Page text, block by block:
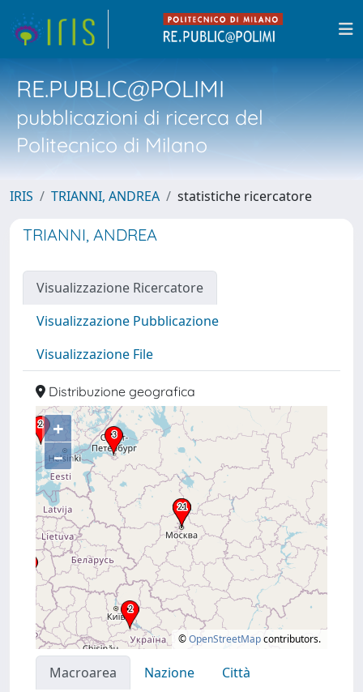
RE.PUBLIC@POLIMI
pubblicazioni di ricerca del
Politecnico di Milano
IRIS TRIANNI, ANDREA statistiche ricercatore
TRIANNI, ANDREA
Visualizzazione Ricercatore
Visualizzazione Pubblicazione
Visualizzazione File
Distribuzione geografica
+
–
©OpenStreetMapcontributors.
Macroarea Nazione
Città